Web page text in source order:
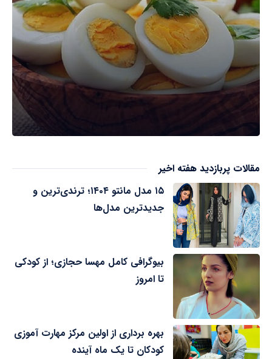
مقالات پربازدید هفته اخیر
۱۵ مدل مانتو ۱۴۰۴؛ ترندی‌ترین و
جدیدترین مدل‌ها
بیوگرافی کامل مهسا حجازی؛ از کودکی
تا امروز
بهره برداری از اولین مرکز مهارت آموزی
کودکان تا یک ماه آینده